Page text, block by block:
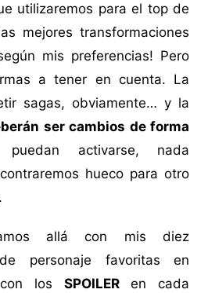
utilizaremos para el top de
mejores transformaciones
mis preferencias! Pero
a tener en cuenta. La
sagas, obviamente… y la
ser cambios de forma
activarse, nada
hueco para otro
allá con mis diez
de personaje favoritas en
con los SPOILERen cada